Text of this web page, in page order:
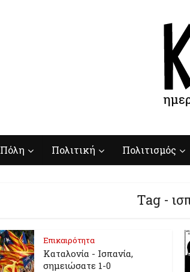
Πόλη Πολιτική Πολιτισμός
Tag -
Επικαιρότητα
Καταλονία - Ισπανία,
σημειώσατε 1-0